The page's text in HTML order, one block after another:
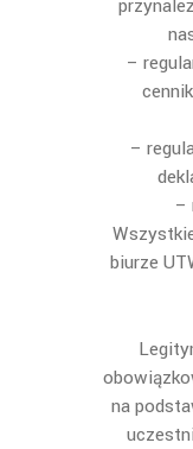
–
–
–
biurze
na